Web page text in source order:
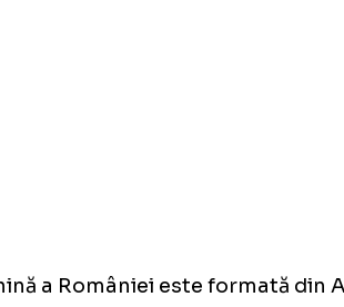
a României este formată din